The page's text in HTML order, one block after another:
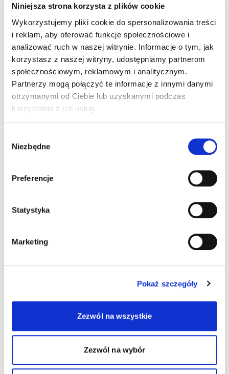
Niniejsza strona korzysta z plików cookie
Wykorzystujemy pliki cookie do spersonalizowania treści
i reklam, aby oferować funkcje społecznościowe i
analizować ruch w naszej witrynie. Informacje o tym, jak
korzystasz z naszej witryny, udostępniamy partnerom
społecznościowym, reklamowym i analitycznym.
Partnerzy mogą połączyć te informacje z innymi danymi
otrzymanymi od Ciebie lub uzyskanymi podczas
korzystania z ich usług.
zgody
Niezbędne
Preferencje
Statystyka
Marketing
Pokaż szczegóły
Zezwól na wszystkie
Zezwól na wybór
Wydrukuj
Wydrukuj plakat
Pobierz list
Pobierz obrazek